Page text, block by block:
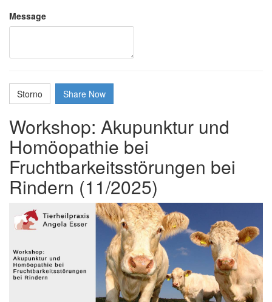
Message
Storno Share Now
Workshop: Akupunktur und
Homöopathie bei
Fruchtbarkeitsstörungen bei
Rindern (11/2025)